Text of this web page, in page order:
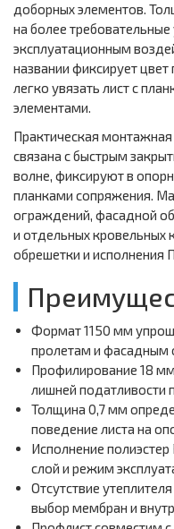
доборных элементов.
на более
эксплуатационным
названии фиксирует цвет
легко увязать лист с
элементами.
Практическая
связана с быстрым
волне, фиксируют в
планками сопряжения.
ограждений, фасадной
и отдельных кровельных
обрешетки и исполнения
Формат 1150 мм
пролетам и фасадным
Профилирование 18
лишней податливости
Толщина 0,7 мм
поведение листа на
Исполнение
слой и режим
Отсутствие
выбор мембран и